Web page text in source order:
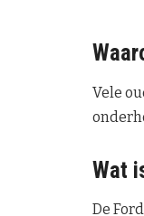
Vele
Wat
De